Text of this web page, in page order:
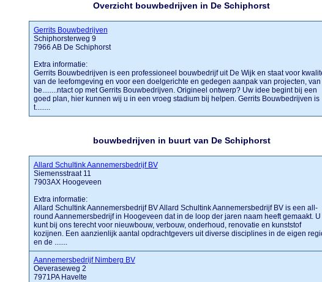
Overzicht bouwbedrijven in De Schiphorst
Gerrits Bouwbedrijven
Schiphorsterweg 9
7966 AB De Schiphorst
Extra informatie:
Gerrits Bouwbedrijven is een professioneel bouwbedrijf uit De Wijk en staat voor
van de leefomgeving en voor een doelgerichte en gedegen aanpak van projecten, van
be........ntact op met Gerrits Bouwbedrijven. Origineel ontwerp? Uw idee begint bij een
goed plan, hier kunnen wij u in een vroeg stadium bij helpen. Gerrits Bouwbedrijven is
t........
bouwbedrijven in buurt van De Schiphorst
Allard Schultink Aannemersbedrijf BV
Siemensstraat 11
7903AX Hoogeveen
Extra informatie:
Allard Schultink Aannemersbedrijf BV Allard Schultink Aannemersbedrijf BV is een all-
round Aannemersbedrijf in Hoogeveen dat in de loop der jaren naam heeft gemaakt. U
kunt bij ons terecht voor nieuwbouw, verbouw, onderhoud, renovatie en kunststof
kozijnen. Een aanzienlijk aantal opdrachtgevers uit diverse disciplines in de eigen
en de .......
Aannemersbedrijf Nimberg BV
Oeveraseweg 2
7971PA Havelte